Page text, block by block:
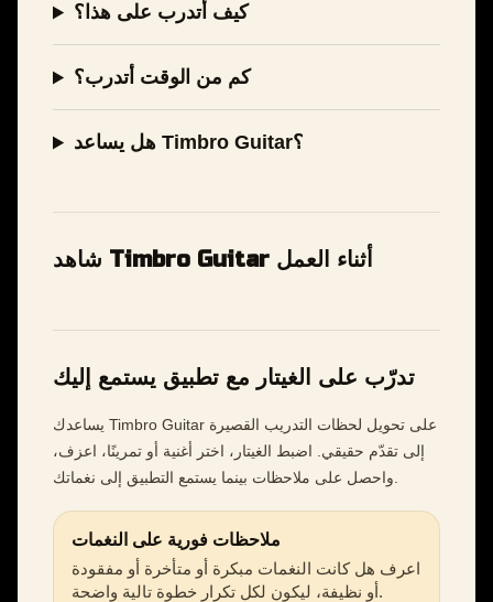
كيف أتدرب على هذا؟
كم من الوقت أتدرب؟
هل يساعد Timbro Guitar؟
شاهد Timbro Guitar أثناء العمل
تدرّب على الغيتار مع تطبيق يستمع إليك
يساعدك Timbro Guitar على تحويل لحظات التدريب القصيرة
إلى تقدّم حقيقي. اضبط الغيتار، اختر أغنية أو تمرينًا، اعزف،
ملاحظات فورية على النغمات
اعرف هل كانت النغمات مبكرة أو متأخرة أو مفقودة
أو نظيفة، ليكون لكل تكرار خطوة تالية واضحة.